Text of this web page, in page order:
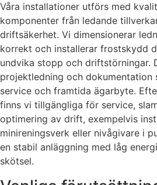
Våra installationer utförs med
komponenter från ledande
driftsäkerhet. Vi dimensionerar
korrekt och installerar frostskydd
undvika stopp och driftstörningar.
projektledning och dokumentation
service och framtida ägarbyte.
finns vi tillgängliga för service,
optimering av drift, exempelvis
minireningsverk eller nivågivare i
en stabil anläggning med låg
skötsel.